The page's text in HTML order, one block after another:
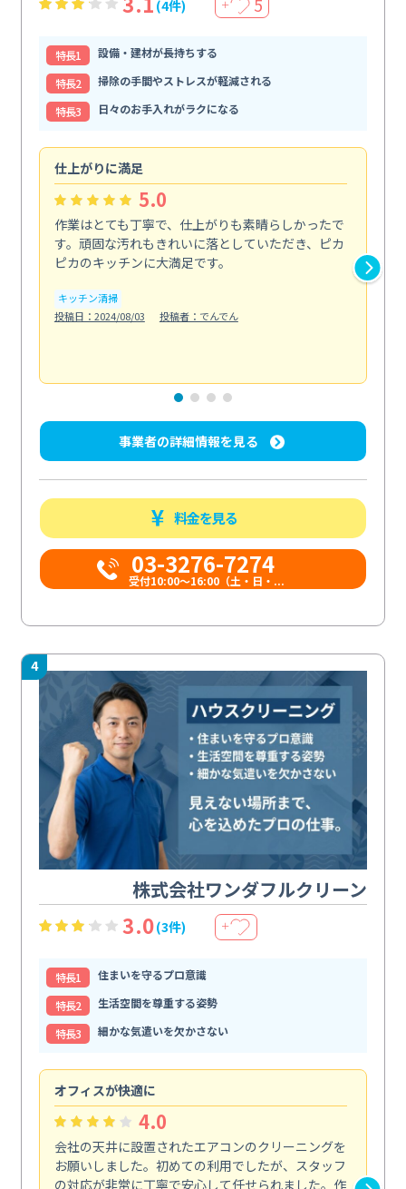
(4件) ＋ 5
特⻑1
設備・建材が長持ちする
特⻑2
掃除の手間やストレスが軽減される
特⻑3
日々のお手入れがラクになる
仕上がりに満足
5.0
作業はとても丁寧で、仕上がりも素晴らしかったで
す。頑固な汚れもきれいに落としていただき、ピカ
ピカのキッチンに大満足です。
キッチン清掃
投稿日：2024/08/03
投稿者：でんでん
事業者の詳細情報を見る
料金を見る
03-3276-7274
受付10:00〜16:00（土・日・...
4
株式会社ワンダフルクリーン
3.0(3件) ＋
特⻑1
住まいを守るプロ意識
特⻑2
生活空間を尊重する姿勢
特⻑3
細かな気遣いを欠かさない
オフィスが快適に
4.0
会社の天井に設置されたエアコンのクリーニングを
お願いしました。初めての利用でしたが、スタッフ
の対応が非常に丁寧で安心して任せられました。作